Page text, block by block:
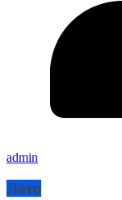
admin
Лото